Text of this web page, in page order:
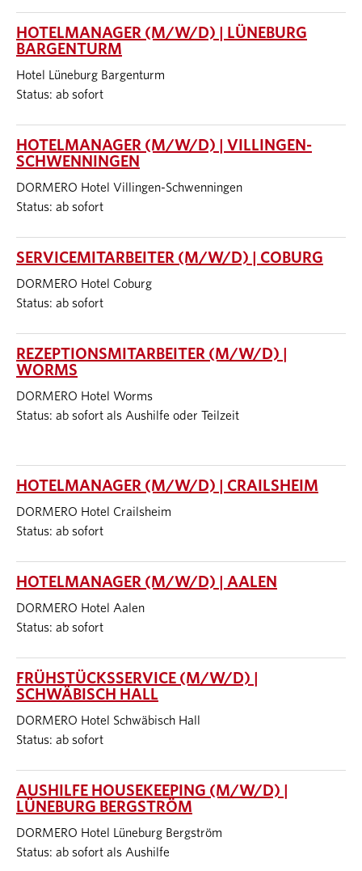
HOTELMANAGER (M/W/D) | LÜNEBURG
BARGENTURM
Hotel Lüneburg Bargenturm
Status: ab sofort
HOTELMANAGER (M/W/D) | VILLINGEN-
SCHWENNINGEN
DORMERO Hotel Villingen-Schwenningen
Status: ab sofort
SERVICEMITARBEITER (M/W/D) | COBURG
DORMERO Hotel Coburg
Status: ab sofort
REZEPTIONSMITARBEITER (M/W/D) |
WORMS
DORMERO Hotel Worms
Status: ab sofort als Aushilfe oder Teilzeit
HOTELMANAGER (M/W/D) | CRAILSHEIM
DORMERO Hotel Crailsheim
Status: ab sofort
HOTELMANAGER (M/W/D) | AALEN
DORMERO Hotel Aalen
Status: ab sofort
FRÜHSTÜCKSSERVICE (M/W/D) |
SCHWÄBISCH HALL
DORMERO Hotel Schwäbisch Hall
Status: ab sofort
AUSHILFE HOUSEKEEPING (M/W/D) |
LÜNEBURG BERGSTRÖM
DORMERO Hotel Lüneburg Bergström
Status: ab sofort als Aushilfe